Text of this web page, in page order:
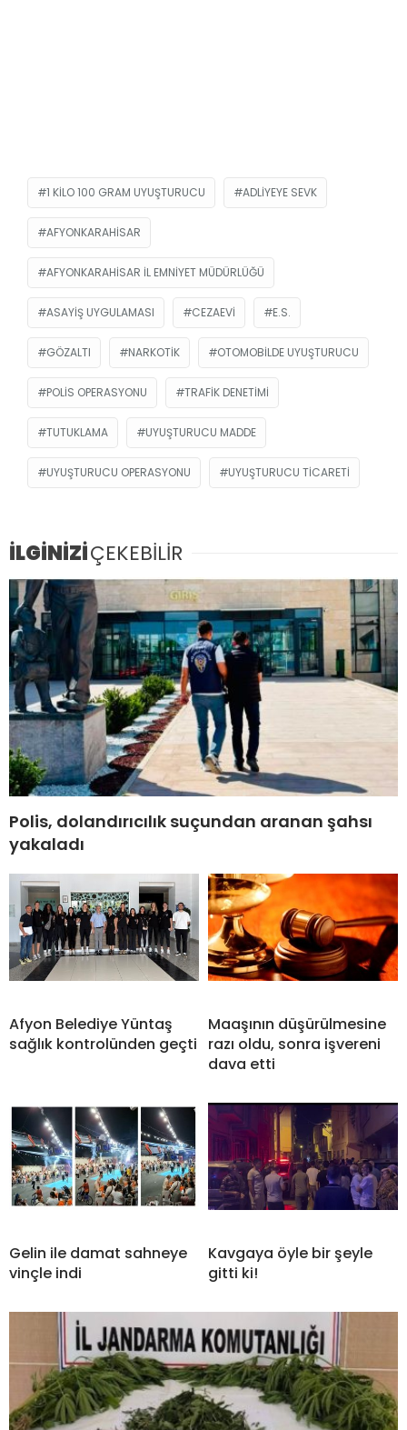
1 KILO 100 GRAM UYUŞTURUCU ADLIYEYE SEVK
AFYONKARAHISAR
AFYONKARAHISAR İL EMNIYET MÜDÜRLÜĞÜ
ASAYIŞ UYGULAMASI CEZAEVI E.S.
GÖZALTI NARKOTIK OTOMOBILDE UYUŞTURUCU
POLIS OPERASYONU TRAFIK DENETIMI
TUTUKLAMA UYUŞTURUCU MADDE
UYUŞTURUCU OPERASYONU UYUŞTURUCU TICARETI
İLGİNİZİÇEKEBİLİR
Polis, dolandırıcılık suçundan aranan şahsı
yakaladı
Afyon Belediye Yüntaş
sağlık kontrolünden geçti
Maaşının düşürülmesine
razı oldu, sonra işvereni
dava etti
Gelin ile damat sahneye
vinçle indi
Kavgaya öyle bir şeyle
gitti ki!